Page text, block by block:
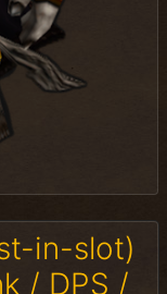
in-slot)
/ DPS /